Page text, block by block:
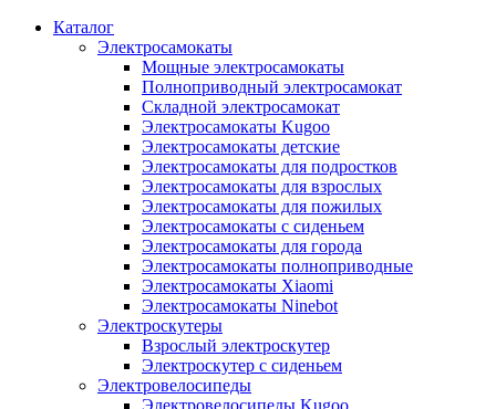
Каталог
Электросамокаты
Мощные электросамокаты
Полноприводный электросамокат
Складной электросамокат
Электросамокаты Kugoo
Электросамокаты детские
Электросамокаты для подростков
Электросамокаты для взрослых
Электросамокаты для пожилых
Электросамокаты с сиденьем
Электросамокаты для города
Электросамокаты полноприводные
Электросамокаты Xiaomi
Электросамокаты Ninebot
Электроскутеры
Взрослый электроскутер
Электроскутер с сиденьем
Электровелосипеды
Электровелосипеды Kugoo